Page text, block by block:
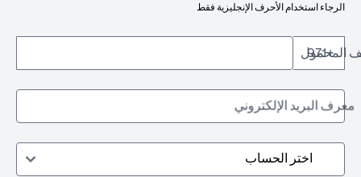
الرجاء استخدام الأحرف الإنجليزية فقط
+971
المحمول
معرف البريد الإلكتروني